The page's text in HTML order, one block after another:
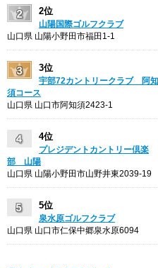
2位
山陽国際ゴルフクラブ
山口県 山陽小野田市福田1-1
3位
宇部72カントリークラブ 阿知
須コース
山口県 山口市阿知須2423-1
4位
プレジデントカントリー倶楽
部 山陽
山口県 山陽小野田市山野井東2039-19
5位
泉水原ゴルフクラブ
山口県 山口市仁保中郷泉水原6094